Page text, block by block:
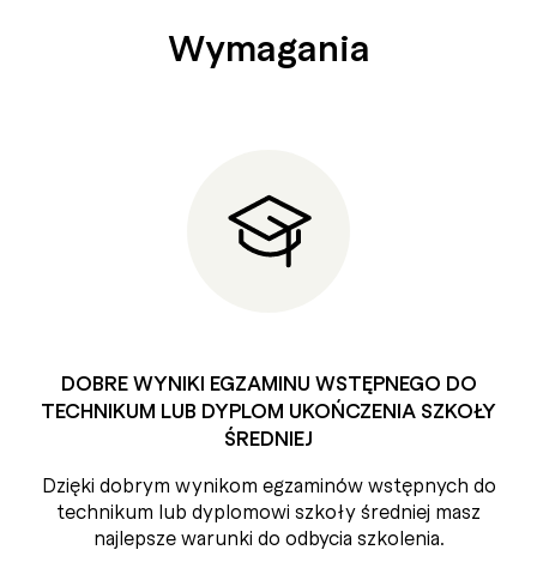
Wymagania
DOBRE WYNIKI EGZAMINU WSTĘPNEGO DO
TECHNIKUM LUB DYPLOM UKOŃCZENIA SZKOŁY
ŚREDNIEJ
Dzięki dobrym wynikom egzaminów wstępnych do
technikum lub dyplomowi szkoły średniej masz
najlepsze warunki do odbycia szkolenia.